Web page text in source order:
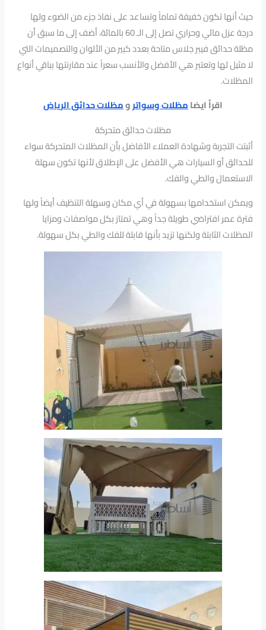
حيث أنها تكون خفيفة تماماً وتساعد على نفاذ جزء من الضوء ولها
درجة عزل مائي وحراري تصل إلى الـ 60 بالمائة، أضف إلى ما سبق أن
مظلة حدائق فيبر جلاس متاحة بعدد كبير من الألوان والتصميمات التي
لا مثيل لها وتعتبر هي الأفضل والأنسب سعراً عند مقارنتها بباقي أنواع
المظلات.
اقرأ ايضامظلات وسواترومظلات حدائق الرياض
مظلات حدائق متحركة
أثبتت التجربة وشهادة العملاء الأفاضل بأن المظلات المتحركة سواء
للحدائق أو السيارات هي الأفضل على الإطلاق لأنها تكون سهلة
الاستعمال والطي والفك.
ويمكن استخدامها بسهولة في أي مكان وسهلة التنظيف أيضاً ولها
فترة عمر افتراضي طويلة جداً وهي تمتاز بكل مواصفات ومزايا
المظلات الثابتة ولكنها تزيد بأنها قابلة للفك والطي بكل سهولة.